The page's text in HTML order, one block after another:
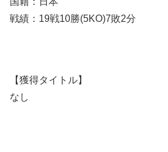
戦績：19戦10勝(5KO)7敗2分
【獲得タイトル】
なし